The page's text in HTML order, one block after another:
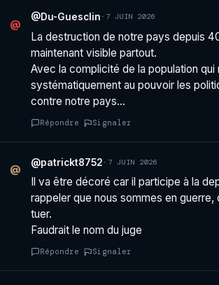
@
@Du-Guesclin · 7 JUIN 2026
La destruction de notre pays depuis
maintenant visible partout.
Avec la complicité de la population qui
systématiquement au pouvoir les
contre notre pays…
Répondre Signaler
@
@patrickt8752 · 7 JUIN 2026
Il va être décoré car il participe à la
rappeler que nous sommes en guerre,
tuer.
Faudrait le nom du juge
Répondre Signaler